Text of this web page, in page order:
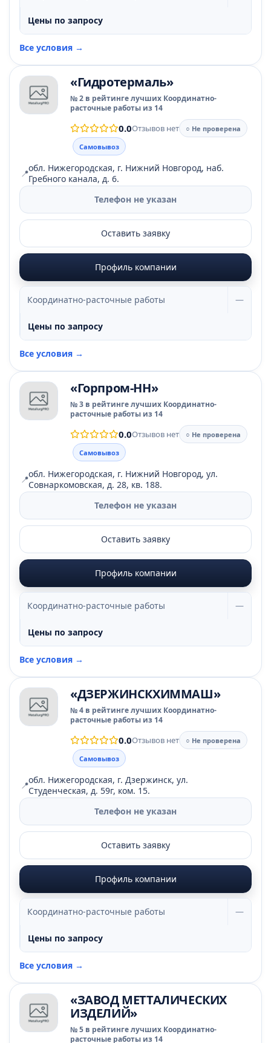
Цены по запросу
Все условия →
«Гидротермаль»
№ 2 в рейтинге лучших Координатно-
расточные работы из 14
0.0Отзывов нет
○ Не проверена
Самовывоз
📍обл. Нижегородская, г. Нижний Новгород, наб.
Гребного канала, д. 6.
Телефон не указан
Оставить заявку
Профиль компании
Координатно-расточные работы —
Цены по запросу
Все условия →
«Горпром-НН»
№ 3 в рейтинге лучших Координатно-
расточные работы из 14
0.0Отзывов нет
○ Не проверена
Самовывоз
📍обл. Нижегородская, г. Нижний Новгород, ул.
Совнаркомовская, д. 28, кв. 188.
Телефон не указан
Оставить заявку
Профиль компании
Координатно-расточные работы —
Цены по запросу
Все условия →
«ДЗЕРЖИНСКХИММАШ»
№ 4 в рейтинге лучших Координатно-
расточные работы из 14
0.0Отзывов нет
○ Не проверена
Самовывоз
📍обл. Нижегородская, г. Дзержинск, ул.
Студенческая, д. 59г, ком. 15.
Телефон не указан
Оставить заявку
Профиль компании
Координатно-расточные работы —
Цены по запросу
Все условия →
«ЗАВОД МЕТТАЛИЧЕСКИХ
ИЗДЕЛИЙ»
№ 5 в рейтинге лучших Координатно-
расточные работы из 14